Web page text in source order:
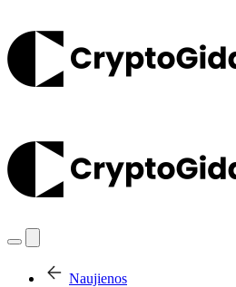
Naujienos